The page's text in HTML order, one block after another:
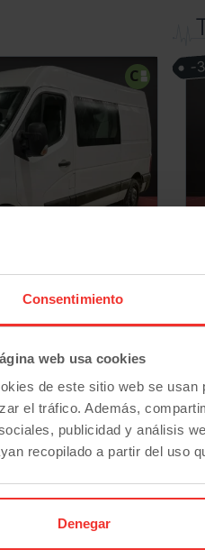
Consentimiento
web usa cookies
de este sitio web se
el tráfico. Además,
publicidad y análisis
recopilado a partir del uso
Denegar
26.990€
403€/mes
-